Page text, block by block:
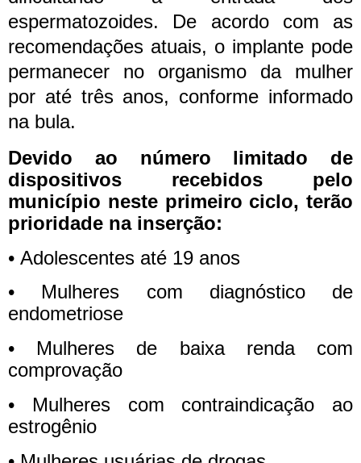
espermatozoides. De acordo com as
recomendações atuais, o implante pode
permanecer no organismo da mulher
por até três anos, conforme informado
na bula.
Devido ao número limitado de
dispositivos recebidos pelo
município neste primeiro ciclo, terão
prioridade na inserção:
• Adolescentes até 19 anos
• Mulheres com diagnóstico de
endometriose
• Mulheres de baixa renda com
comprovação
• Mulheres com contraindicação ao
estrogênio